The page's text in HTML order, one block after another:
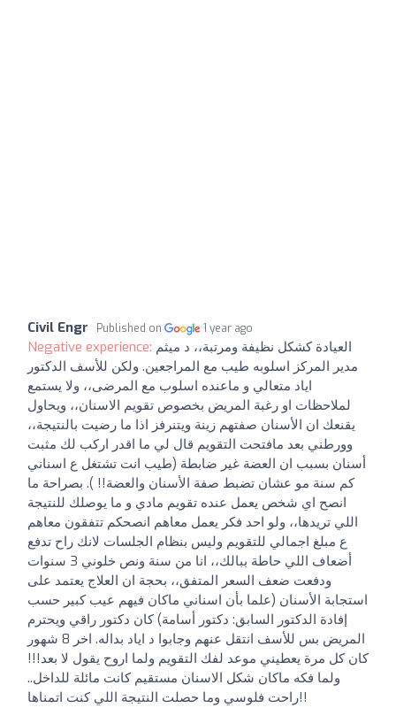
Civil Engr Published on 1 year ago
Negative experience: العيادة كشكل نظيفة ومرتبة،، د ميثم
مدير المركز اسلوبه طيب مع المراجعين. ولكن للأسف الدكتور
اياد متعالي و ماعنده اسلوب مع المرضى،، ولا يستمع
لملاحظات او رغبة المريض بخصوص تقويم الاسنان،، ويحاول
يقنعك ان الأسنان صفتهم زينة ويتنرفز اذا ما رضيت بالنتيجة،،
وورطني بعد مافتحت التقويم قال لي ما اقدر اركب لك مثبت
أسنان بسبب ان العضة غير ضابطة (طيب انت تشتغل ع اسناني
كم سنة مو عشان تضبط صفة الأسنان والعضة!! ). بصراحة ما
انصح اي شخص يعمل عنده تقويم مادي و ما يوصلك للنتيجة
اللي تريدها،، ولو احد فكر يعمل معاهم انصحكم تتفقون معاهم
ع مبلغ اجمالي للتقويم وليس بنظام الجلسات لانك راح تدفع
أضعاف اللي حاطة ببالك،، انا من سنة ونص خلوني 3 سنوات
ودفعت ضعف السعر المتفق،، بحجة ان العلاج يعتمد على
استجابة الأسنان (علما بأن اسناني ماكان فيهم عيب كبير حسب
إفادة الدكتور السابق: دكتور أسامة) كان دكتور راقي ويحترم
المريض بس للأسف انتقل عنهم وجابوا د اياد بداله. اخر 8 شهور
كان كل مرة يعطيني موعد لفك التقويم ولما اروح يقول لا بعد!!!
ولما فكه ماكان شكل الاسنان مستقيم كانت مائلة للداخل..
راحت فلوسي وما حصلت النتيجة اللي كنت اتمناها!!